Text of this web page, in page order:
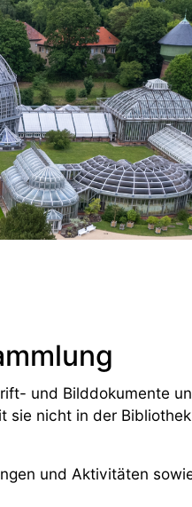
und Bilddokumente
nicht in der
und Aktivitäten